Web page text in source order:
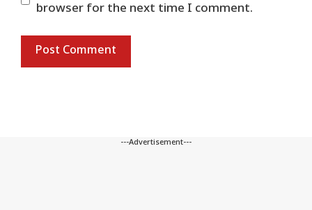
browser for the next time I comment.
---Advertisement---